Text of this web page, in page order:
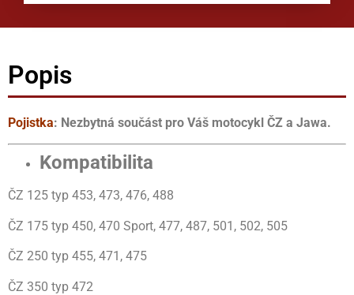
Popis
Pojistka: Nezbytná součást pro Váš motocykl ČZ a Jawa.
Kompatibilita
ČZ 125 typ 453, 473, 476, 488
ČZ 175 typ 450, 470 Sport, 477, 487, 501, 502, 505
ČZ 250 typ 455, 471, 475
ČZ 350 typ 472